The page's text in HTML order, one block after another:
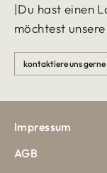
|Du hast einen
möchtest
kontaktiere uns gerne
Impressum
AGB